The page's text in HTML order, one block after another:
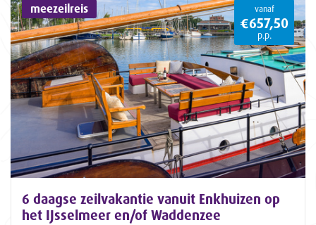
meezeilreis vanaf
€657,50
p.p.
6 daagse zeilvakantie vanuit Enkhuizen op
het IJsselmeer en/of Waddenzee